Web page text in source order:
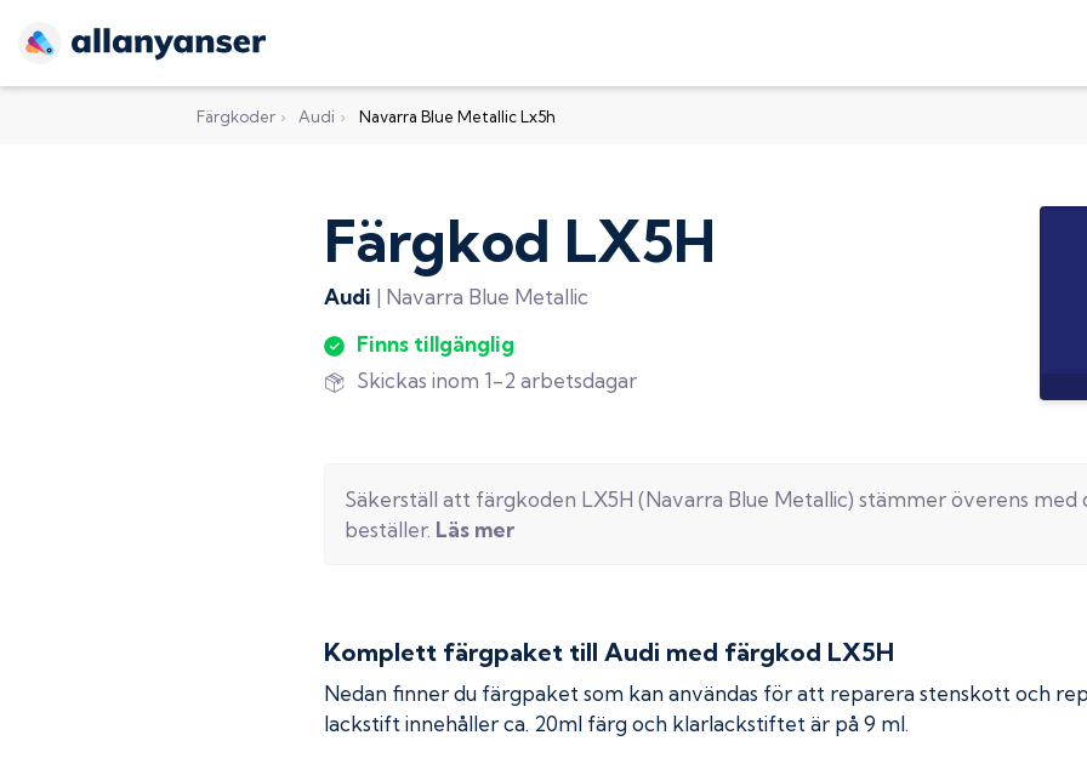
Färgkoder › Audi › Navarra Blue Metallic Lx5h
Färgkod LX5H
Audi | Navarra Blue Metallic
Finns tillgänglig
Skickas inom 1-2 arbetsdagar
Säkerställ att färgkoden LX5H (Navarra Blue Metallic) stämmer överens med
beställer. Läs mer
Komplett färgpaket till Audi med färgkod LX5H
Nedan finner du färgpaket som kan användas för att reparera stenskott och
lackstift innehåller ca. 20ml färg och klarlackstiftet är på 9 ml.